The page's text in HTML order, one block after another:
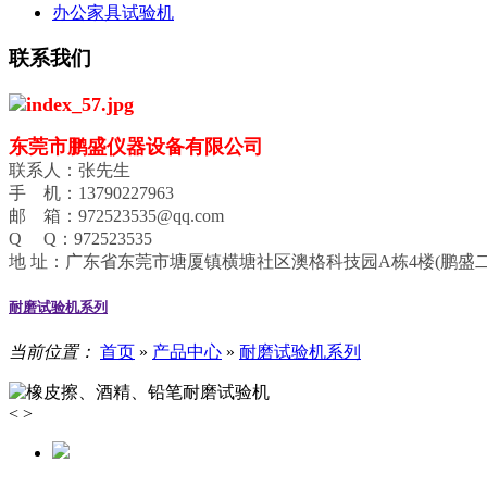
办公家具试验机
联系我们
东莞市鹏盛仪器设备有限公司
联系人：张先生
手 机：13790227963
邮 箱：972523535@qq.com
Q Q：972523535
地 址：广东省东莞市塘厦镇横塘社区澳格科技园A栋4楼(鹏盛
耐磨试验机系列
当前位置： 首页 » 产品中心 » 耐磨试验机系列
< >